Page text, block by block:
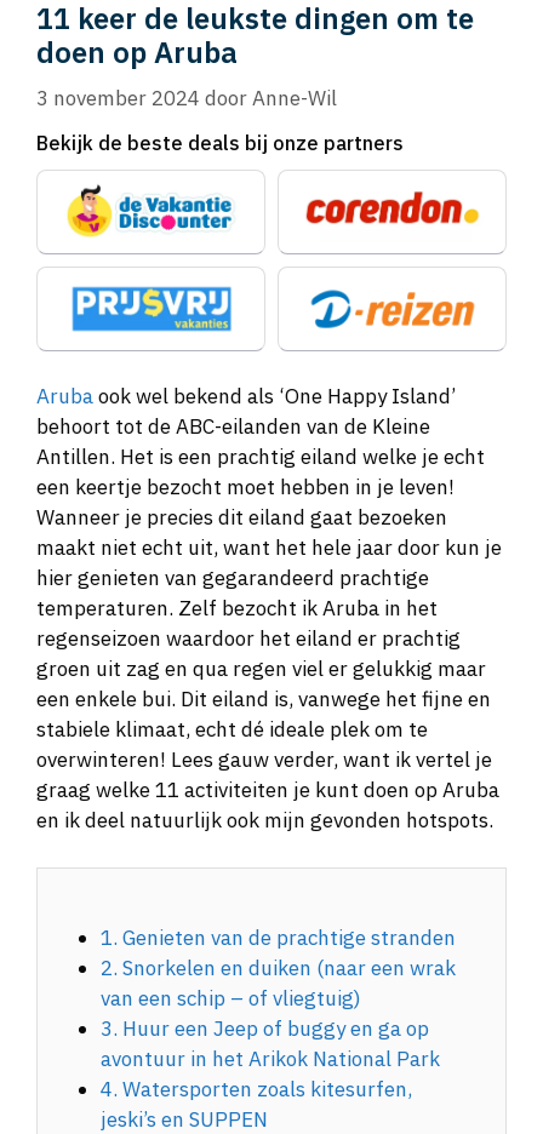
11 keer de leukste dingen om te
doen op Aruba
3 november 2024 doorAnne-Wil
Bekijk de beste deals bij onze partners
Arubaook wel bekend als ‘One Happy Island’
behoort tot de ABC-eilanden van de Kleine
Antillen. Het is een prachtig eiland welke je echt
een keertje bezocht moet hebben in je leven!
Wanneer je precies dit eiland gaat bezoeken
maakt niet echt uit, want het hele jaar door kun je
hier genieten van gegarandeerd prachtige
temperaturen. Zelf bezocht ik Aruba in het
regenseizoen waardoor het eiland er prachtig
groen uit zag en qua regen viel er gelukkig maar
een enkele bui. Dit eiland is, vanwege het fijne en
stabiele klimaat, echt dé ideale plek om te
overwinteren! Lees gauw verder, want ik vertel je
graag welke 11 activiteiten je kunt doen op Aruba
en ik deel natuurlijk ook mijn gevonden hotspots.
1. Genieten van de prachtige stranden
2. Snorkelen en duiken (naar een wrak
van een schip – of vliegtuig)
3. Huur een Jeep of buggy en ga op
avontuur in het Arikok National Park
4. Watersporten zoals kitesurfen,
jeski’s en SUPPEN